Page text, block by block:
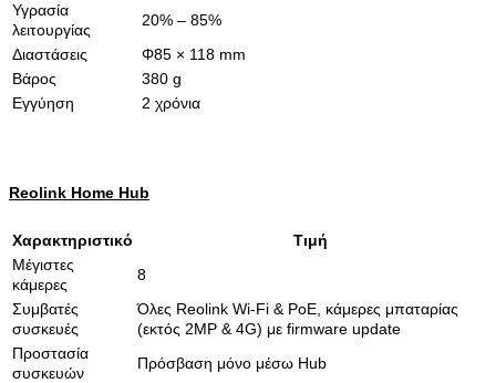
Υγρασία
λειτουργίας
20% – 85%
Διαστάσεις
Φ85 × 118 mm
Βάρος
380 g
Εγγύηση
2 χρόνια
Reolink Home Hub
Χαρακτηριστικό
Τιμή
Μέγιστες
κάμερες
8
Συμβατές
συσκευές
Όλες Reolink Wi-Fi & PoE, κάμερες μπαταρίας
(εκτός 2MP & 4G) με firmware update
Προστασία
συσκευών
Πρόσβαση μόνο μέσω Hub